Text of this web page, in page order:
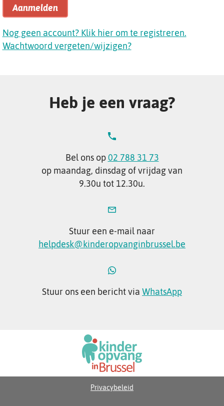
Aanmelden
Nog geen account? Klik hier om te registreren.
Wachtwoord vergeten/wijzigen?
Heb je een vraag?
Bel ons op02 788 31 73
op maandag, dinsdag of vrijdag van
9.30u tot 12.30u.
Stuur een e-mail naar
helpdesk@kinderopvanginbrussel.be
Stuur ons een bericht via WhatsApp
Privacybeleid